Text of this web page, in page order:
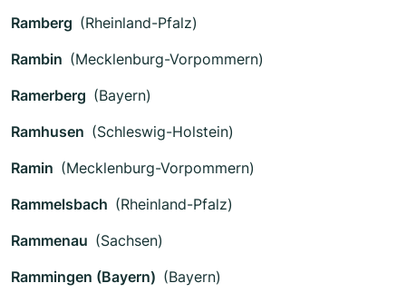
Ramberg (Rheinland-Pfalz)
Rambin (Mecklenburg-Vorpommern)
Ramerberg (Bayern)
Ramhusen (Schleswig-Holstein)
Ramin (Mecklenburg-Vorpommern)
Rammelsbach (Rheinland-Pfalz)
Rammenau (Sachsen)
Rammingen (Bayern) (Bayern)